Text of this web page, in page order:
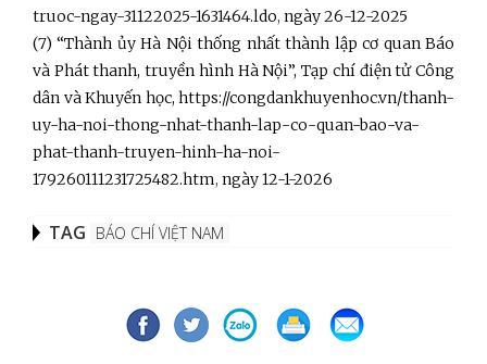
truoc-ngay-31122025-1631464.ldo, ngày 26-12-2025
(7) “Thành ủy Hà Nội thống nhất thành lập cơ quan Báo
và Phát thanh, truyền hình Hà Nội”, Tạp chí điện tử Công
dân và Khuyến học, https://congdankhuyenhoc.vn/thanh-
uy-ha-noi-thong-nhat-thanh-lap-co-quan-bao-va-
phat-thanh-truyen-hinh-ha-noi-
179260111231725482.htm, ngày 12-1-2026
TAG BÁO CHÍ VIỆT NAM